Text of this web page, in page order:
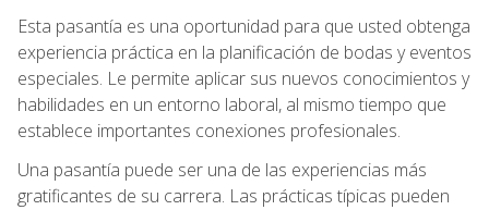
Esta pasantía es una oportunidad para que usted obtenga
experiencia práctica en la planificación de bodas y eventos
especiales. Le permite aplicar sus nuevos conocimientos y
habilidades en un entorno laboral, al mismo tiempo que
establece importantes conexiones profesionales.
Una pasantía puede ser una de las experiencias más
gratificantes de su carrera. Las prácticas típicas pueden